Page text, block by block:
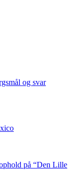
og svar
på “Den Lille